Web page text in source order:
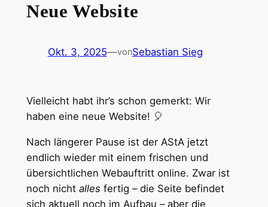
Neue Website
Okt. 3, 2025—vonSebastian Sieg
Vielleicht habt ihr’s schon gemerkt: Wir
haben eine neue Website! 🎈
Nach längerer Pause ist der AStA jetzt
endlich wieder mit einem frischen und
übersichtlichen Webauftritt online. Zwar ist
noch nicht alles fertig – die Seite befindet
sich aktuell noch im Aufbau – aber die